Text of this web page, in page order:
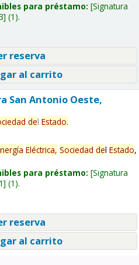
para préstamo: Signatura
(1).
reserva
al carrito
San Antonio Oeste,
del Estado.
Eléctrica, Sociedad del Estado,
para préstamo: Signatura
(1).
reserva
al carrito